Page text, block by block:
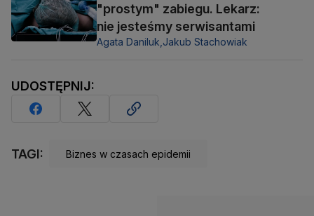
"prostym" zabiegu. Lekarz:
nie jesteśmy serwisantami
Agata Daniluk, Jakub Stachowiak
UDOSTĘPNIJ:
TAGI: Biznes w czasach epidemii